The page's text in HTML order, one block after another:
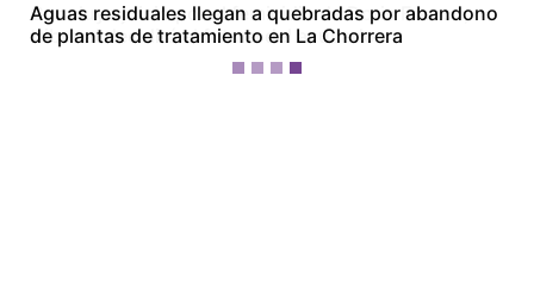
Concluye juicio por el femicidio de Doris Franco;
tribunal decidirá el futuro del acusado